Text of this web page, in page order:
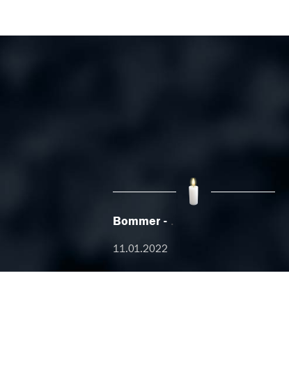
Bommer .
11.01.2022